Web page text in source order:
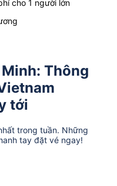
cho 1 người lớn
Thông
tới
trong tuần. Những
tay đặt vé ngay!